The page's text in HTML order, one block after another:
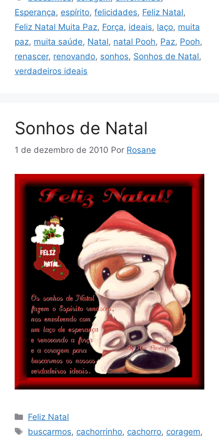
Esperança, espírito, felicidades, Feliz Natal,
Feliz Natal Muita Paz, Força, ideais, laço, muita
paz, muita saúde, Natal, natal Pooh, Paz, Pooh,
renascer, renovando, sonhos, Sonhos de Natal,
verdadeiros ideais
Sonhos de Natal
1 de dezembro de 2010 Por Rosane
Categorias
Feliz Natal
Tags
buscarmos, cachorrinho, cachorro, coragem,